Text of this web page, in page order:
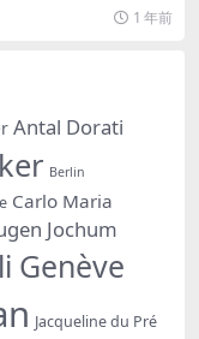
1 年前
Antal Dorati
Berlin
Carlo Maria
Jochum
Genève
Jacqueline du Pré